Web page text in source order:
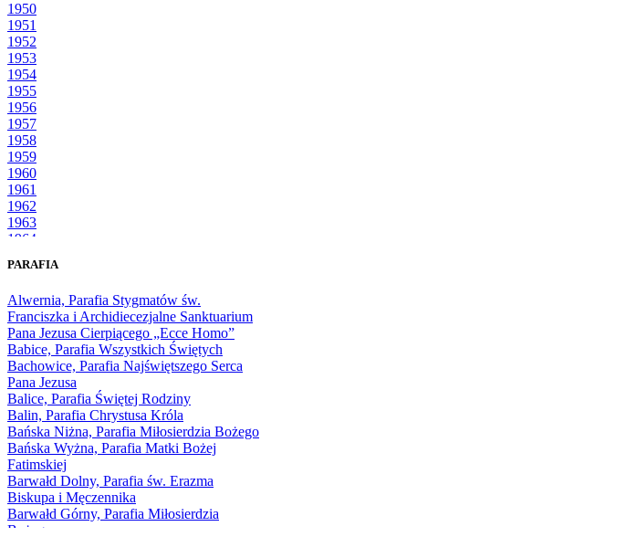
1950
1951
1952
1953
1954
1955
1956
1957
1958
1959
1960
1961
1962
1963
1964
1966
1968
1969
1970
1971
1972
1973
1974
1975
1976
1977
1978
1979
1980
1981
PARAFIA
Alwernia, Parafia Stygmatów św.
Franciszka i Archidiecezjalne Sanktuarium
Pana Jezusa Cierpiącego „Ecce Homo”
Babice, Parafia Wszystkich Świętych
Bachowice, Parafia Najświętszego Serca
Pana Jezusa
Balice, Parafia Świętej Rodziny
Balin, Parafia Chrystusa Króla
Bańska Niżna, Parafia Miłosierdzia Bożego
Bańska Wyżna, Parafia Matki Bożej
Fatimskiej
Barwałd Dolny, Parafia św. Erazma
Biskupa i Męczennika
Barwałd Górny, Parafia Miłosierdzia
Bożego